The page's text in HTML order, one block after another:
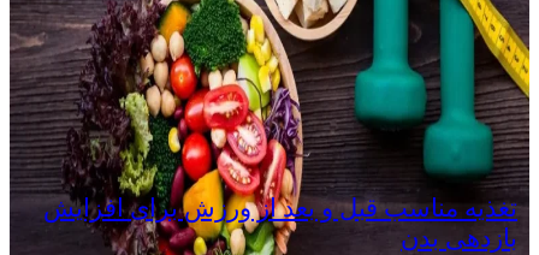
تغذیه مناسب قبل و بعد از ورزش برای افزایش
بازدهی بدن